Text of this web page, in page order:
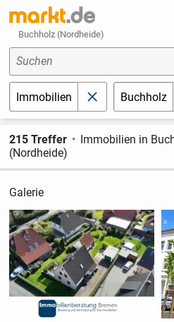
Buchholz (Nordheide)
Suchen
Immobilien schließenBuchholz
215 Treffer
Immobilien in
(Nordheide)
Galerie